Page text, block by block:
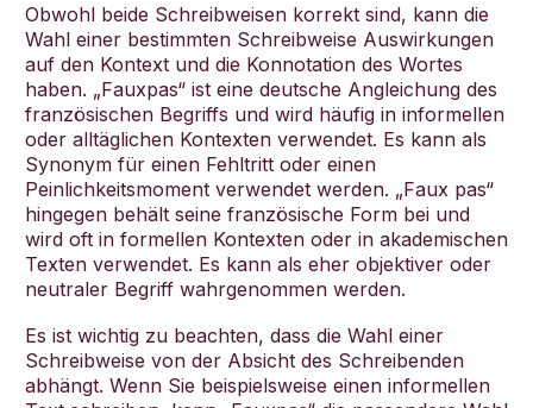
Obwohl beide Schreibweisen korrekt sind, kann die
Wahl einer bestimmten Schreibweise Auswirkungen
auf den Kontext und die Konnotation des Wortes
haben. „Fauxpas“ ist eine deutsche Angleichung des
französischen Begriffs und wird häufig in informellen
oder alltäglichen Kontexten verwendet. Es kann als
Synonym für einen Fehltritt oder einen
Peinlichkeitsmoment verwendet werden. „Faux pas“
hingegen behält seine französische Form bei und
wird oft in formellen Kontexten oder in akademischen
Texten verwendet. Es kann als eher objektiver oder
neutraler Begriff wahrgenommen werden.
Es ist wichtig zu beachten, dass die Wahl einer
Schreibweise von der Absicht des Schreibenden
abhängt. Wenn Sie beispielsweise einen informellen